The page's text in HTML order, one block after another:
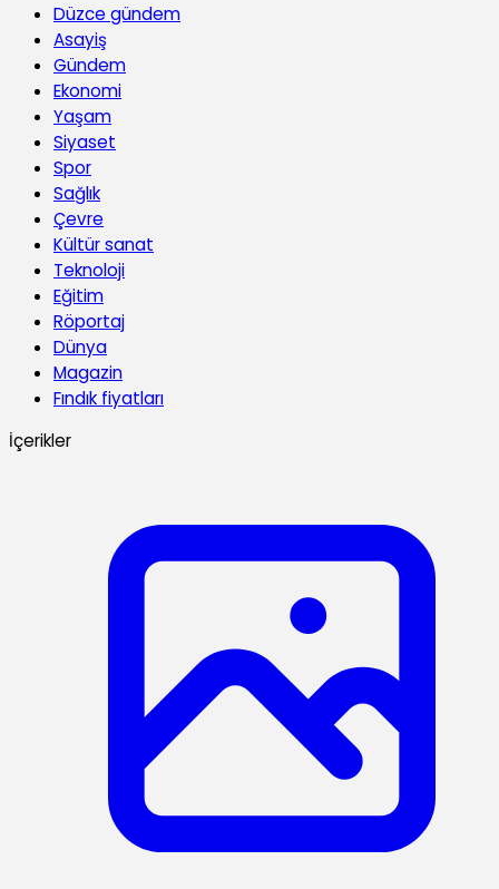
Düzce gündem
Asayiş
Gündem
Ekonomi
Yaşam
Siyaset
Spor
Sağlık
Çevre
Kültür sanat
Teknoloji
Eğitim
Röportaj
Dünya
Magazin
Fındık fiyatları
İçerikler